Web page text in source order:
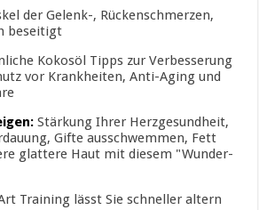
der Gelenk-, Rückenschmerzen,
beseitigt
Kokosöl Tipps zur Verbesserung
vor Krankheiten, Anti-Aging und
Stärkung Ihrer Herzgesundheit,
Gifte ausschwemmen, Fett
glattere Haut mit diesem "Wunder-
Training lässt Sie schneller altern